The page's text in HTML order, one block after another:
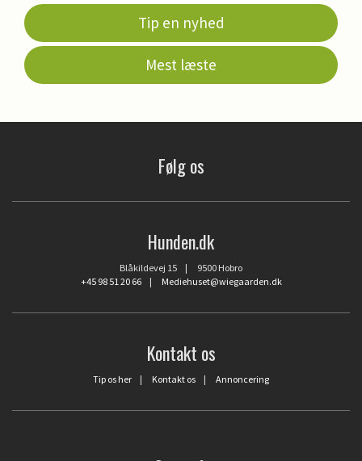
Tip en nyhed
Mest læste
Følg os
Hunden.dk
Blåkildevej 15 | 9500 Hobro
+45 98 51 20 66| Mediehuset@wiegaarden.dk
Kontakt os
Tip os her | Kontakt os | Annoncering